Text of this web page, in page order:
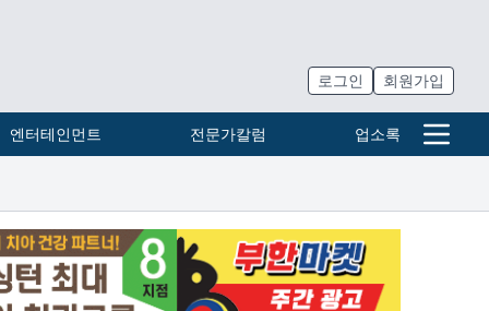
로그인 회원가입
엔터테인먼트 전문가칼럼 업소록